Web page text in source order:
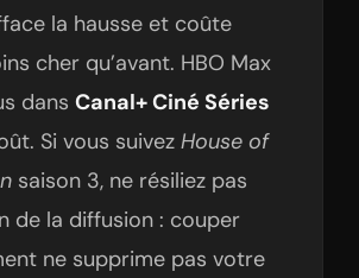
la hausse et coûte
cher qu’avant. HBO Max
dans Canal+ Ciné Séries
Si vous suivez House of
saison 3, ne résiliez pas
de la diffusion : couper
ne supprime pas votre